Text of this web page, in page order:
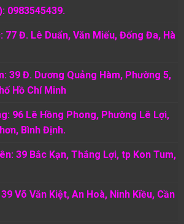
0983545439.
77 Đ. Lê Duẩn, Văn Miếu, Đống Đa, Hà
39 Đ. Dương Quảng Hàm, Phường 5,
Hồ Chí Minh
96 Lê Hồng Phong, Phường Lê Lợi,
Bình Định.
39 Bắc Kạn, Thắng Lợi, tp Kon Tum,
Võ Văn Kiệt, An Hoà, Ninh Kiều, Cần